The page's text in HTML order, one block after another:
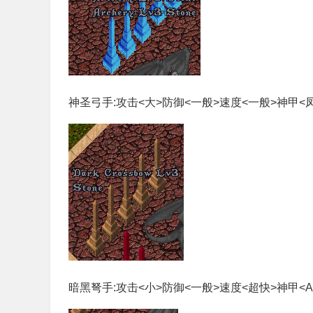
神圣弓手:攻击<大>防御<一般>速度<一般>神甲<
暗黑弩手:攻击<小>防御<一般>速度<超快>神甲